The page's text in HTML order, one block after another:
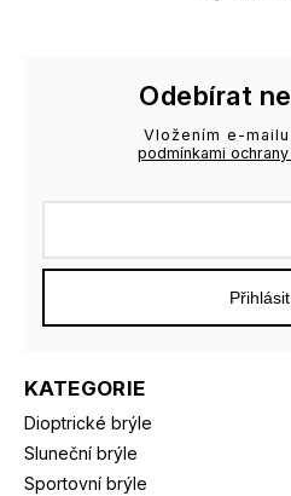
KATEGORIE
Dioptrické brýle
Sluneční brýle
Sportovní brýle
Odebírat
Vložením e-
podmínkami